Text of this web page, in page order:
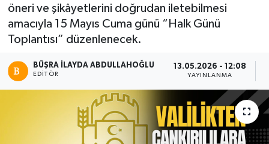
öneri ve şikâyetlerini doğrudan iletebilmesi
amacıyla 15 Mayıs Cuma günü “Halk Günü
Toplantısı” düzenlenecek.
BÜŞRA İLAYDA ABDULLAHOĞLU
EDITÖR
13.05.2026 - 12:08
YAYINLANMA